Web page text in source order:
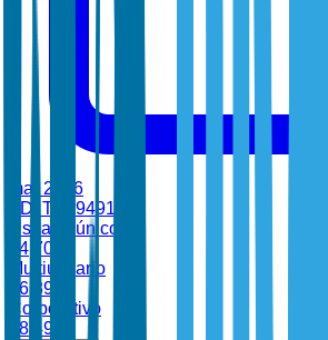
mar 2026
ID: TBI-94913
Usuario único
4,700
Multiusuario
6,899
Corporativo
8,499